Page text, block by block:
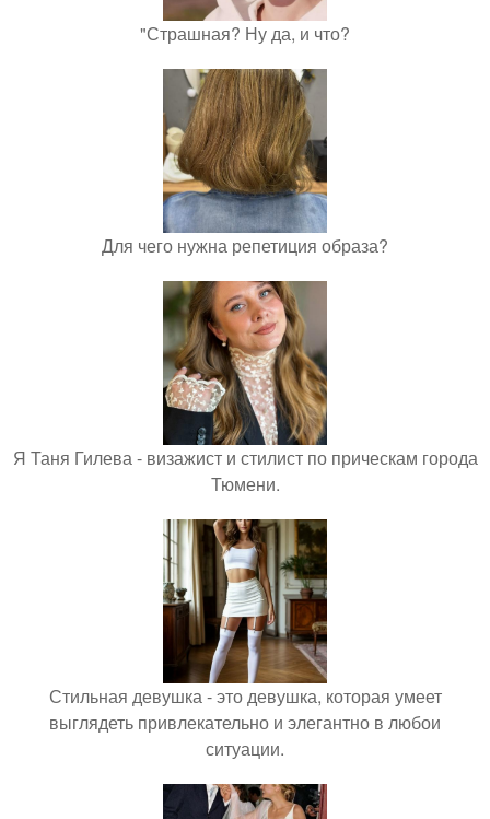
"Страшная? Ну да, и что?
Для чего нужна репетиция образа?
Я Таня Гилева - визажист и стилист по прическам города
Тюмени.
Стильная девушка - это девушка, которая умеет
выглядеть привлекательно и элегантно в любои
ситуации.